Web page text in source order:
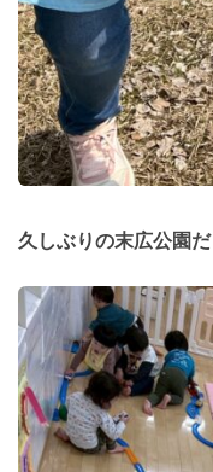
久しぶりの末広公園だ